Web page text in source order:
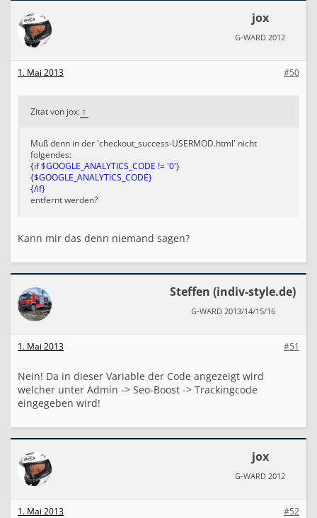
jox
G-WARD 2012
#50
1. Mai 2013
Zitat von jox: ↑
Muß denn in der 'checkout_success-USERMOD.html' nicht
folgendes:
{if $GOOGLE_ANALYTICS_CODE != '0'}
{$GOOGLE_ANALYTICS_CODE}
{/if}
entfernt werden?
Kann mir das denn niemand sagen?
Steffen (indiv-style.de)
G-WARD 2013/14/15/16
#51
1. Mai 2013
Nein! Da in dieser Variable der Code angezeigt wird
welcher unter Admin -> Seo-Boost -> Trackingcode
eingegeben wird!
jox
G-WARD 2012
#52
1. Mai 2013